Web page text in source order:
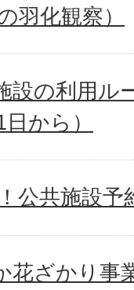
羽化観察）
設の利用
から）
公共施設予
花ざかり事